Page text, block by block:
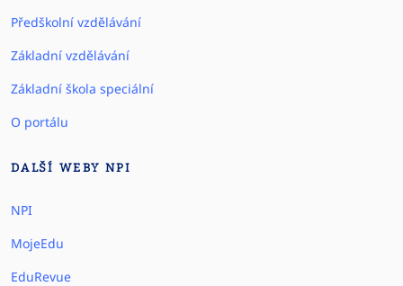
Předškolní vzdělávání
Základní vzdělávání
Základní škola speciální
O portálu
DALŠÍ WEBY NPI
NPI
MojeEdu
EduRevue